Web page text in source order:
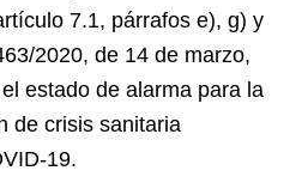
7.1, párrafos e), g) y
2020, de 14 de marzo,
estado de alarma para la
de crisis sanitaria
19.